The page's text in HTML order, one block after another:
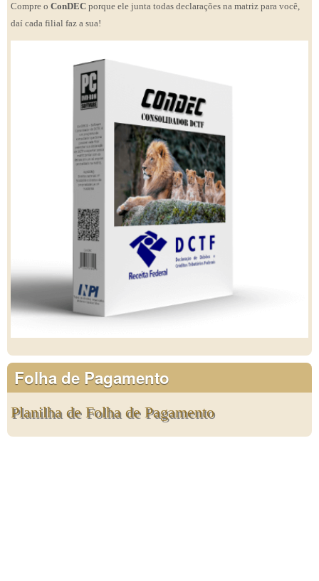
Compre o ConDEC porque ele junta todas declarações na matriz para você,
daí cada filial faz a sua!
Folha de Pagamento
Planilha de Folha de Pagamento